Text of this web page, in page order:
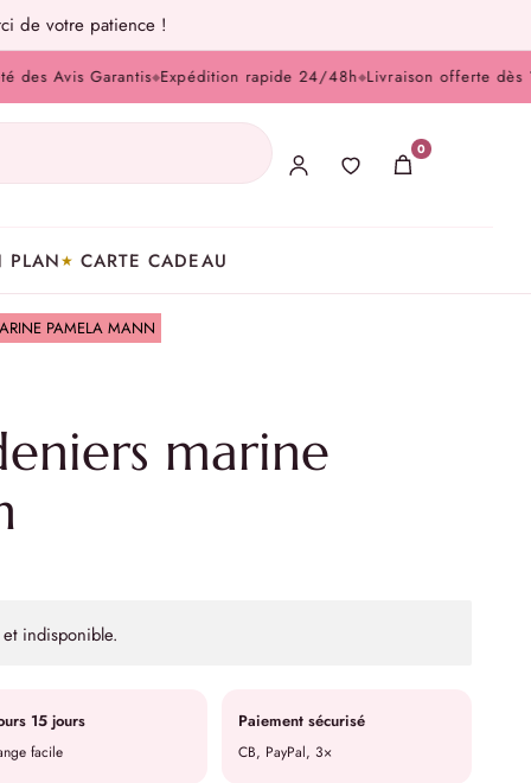
de votre patience !
Garantis◆Expédition rapide 24/48h◆Livraison offerte dès 100
0
PLAN CARTE CADEAU
PAMELA MANN
marine
indisponible.
15 jours
facile
Paiement sécurisé
CB, PayPal, 3×